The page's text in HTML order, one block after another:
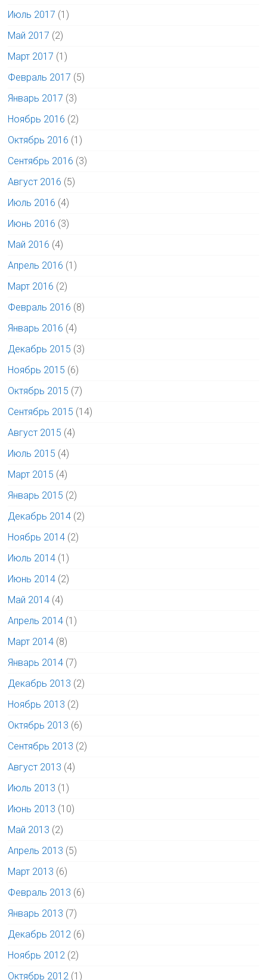
Июль 2017 (1)
Май 2017 (2)
Март 2017 (1)
Февраль 2017 (5)
Январь 2017 (3)
Ноябрь 2016 (2)
Октябрь 2016 (1)
Сентябрь 2016 (3)
Август 2016 (5)
Июль 2016 (4)
Июнь 2016 (3)
Май 2016 (4)
Апрель 2016 (1)
Март 2016 (2)
Февраль 2016 (8)
Январь 2016 (4)
Декабрь 2015 (3)
Ноябрь 2015 (6)
Октябрь 2015 (7)
Сентябрь 2015 (14)
Август 2015 (4)
Июль 2015 (4)
Март 2015 (4)
Январь 2015 (2)
Декабрь 2014 (2)
Ноябрь 2014 (2)
Июль 2014 (1)
Июнь 2014 (2)
Май 2014 (4)
Апрель 2014 (1)
Март 2014 (8)
Январь 2014 (7)
Декабрь 2013 (2)
Ноябрь 2013 (2)
Октябрь 2013 (6)
Сентябрь 2013 (2)
Август 2013 (4)
Июль 2013 (1)
Июнь 2013 (10)
Май 2013 (2)
Апрель 2013 (5)
Март 2013 (6)
Февраль 2013 (6)
Январь 2013 (7)
Декабрь 2012 (6)
Ноябрь 2012 (2)
Октябрь 2012 (1)